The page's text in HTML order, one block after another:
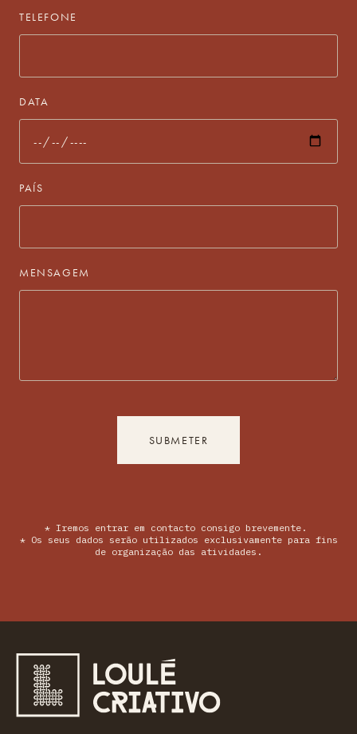
TELEFONE
DATA
PAÍS
MENSAGEM
SUBMETER
* Iremos entrar em contacto consigo brevemente.
* Os seus dados serão utilizados exclusivamente para fins
de organização das atividades.